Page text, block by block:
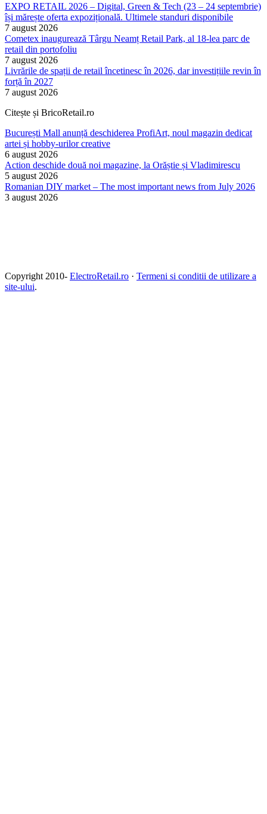
EXPO RETAIL 2026 – Digital, Green & Tech (23 – 24 septembrie)
își mărește oferta expozițională. Ultimele standuri disponibile
7 august 2026
Cometex inaugurează Târgu Neamț Retail Park, al 18-lea parc de
retail din portofoliu
7 august 2026
Livrările de spații de retail încetinesc în 2026, dar investițiile revin în
forță în 2027
7 august 2026
Citește și BricoRetail.ro
București Mall anunță deschiderea ProfiArt, noul magazin dedicat
artei și hobby-urilor creative
6 august 2026
Action deschide două noi magazine, la Orăștie și Vladimirescu
5 august 2026
Romanian DIY market – The most important news from July 2026
3 august 2026
Copyright 2010- ElectroRetail.ro · Termeni si conditii de utilizare a
site-ului.